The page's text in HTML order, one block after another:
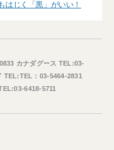
はじく「黒」がいい！
カナダグース TEL:03-
TEL:TEL：03-5464-2831
6418-5711